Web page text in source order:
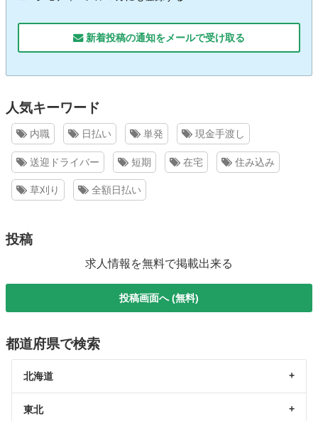
新着投稿の通知をメールで受け取る
人気キーワード
内職 日払い 単発 現金手渡し
送迎ドライバー 短期 在宅 住み込み
草刈り 全額日払い
投稿
求人情報を無料で掲載出来る
投稿画面へ (無料)
都道府県で検索
北海道
東北